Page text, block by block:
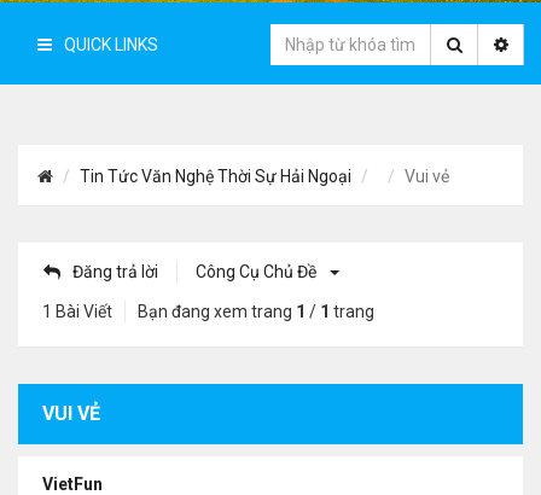
QUICK LINKS
Tin Tức Văn Nghệ Thời Sự Hải Ngoại Vui vẻ
Đăng trả lời Công Cụ Chủ Đề
1 Bài Viết Bạn đang xem trang 1 / 1 trang
VUI VẺ
VietFun